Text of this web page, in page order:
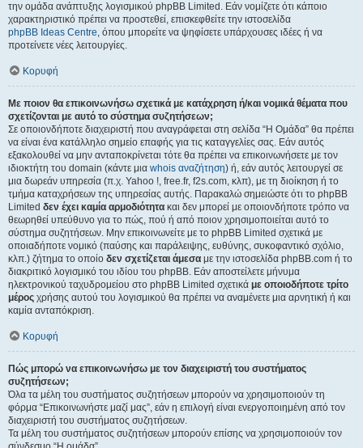
την ομάδα ανάπτυξης λογισμικού phpBB Limited. Εάν νομίζετε ότι κάποιο
χαρακτηριστικό πρέπει να προστεθεί, επισκεφθείτε την ιστοσελίδα
phpBB Ideas Centre, όπου μπορείτε να ψηφίσετε υπάρχουσες ιδέες ή να
προτείνετε νέες λειτουργίες.
Κορυφή
Με ποιον θα επικοινωνήσω σχετικά με κατάχρηση ή/και νομικά θέματα που
σχετίζονται με αυτό το σύστημα συζητήσεων;
Σε οποιονδήποτε διαχειριστή που αναγράφεται στη σελίδα “Η Ομάδα” θα πρέπει
να είναι ένα κατάλληλο σημείο επαφής για τις καταγγελίες σας. Εάν αυτός
εξακολουθεί να μην ανταποκρίνεται τότε θα πρέπει να επικοινωνήσετε με τον
ιδιοκτήτη του domain (κάντε μια whois αναζήτηση) ή, εάν αυτός λειτουργεί σε
μια δωρεάν υπηρεσία (π.χ. Yahoo !, free.fr, f2s.com, κλπ), με τη διοίκηση ή το
τμήμα καταχρήσεων της υπηρεσίας αυτής. Παρακαλώ σημειώστε ότι το phpBB
Limited δεν έχει καμία αρμοδιότητα και δεν μπορεί με οποιονδήποτε τρόπο να
θεωρηθεί υπεύθυνο για το πώς, πού ή από ποιον χρησιμοποιείται αυτό το
σύστημα συζητήσεων. Μην επικοινωνείτε με το phpBB Limited σχετικά με
οποιαδήποτε νομικό (παύσης και παράλειψης, ευθύνης, συκοφαντικό σχόλιο,
κλπ.) ζήτημα το οποίο δεν σχετίζεται άμεσα με την ιστοσελίδα phpBB.com ή το
διακριτικό λογισμικό του ιδίου του phpBB. Εάν αποστείλετε μήνυμα
ηλεκτρονικού ταχυδρομείου στο phpBB Limited σχετικά με οποιοδήποτε τρίτο
μέρος χρήσης αυτού του λογισμικού θα πρέπει να αναμένετε μια αρνητική ή και
καμία ανταπόκριση.
Κορυφή
Πώς μπορώ να επικοινωνήσω με τον διαχειριστή του συστήματος
συζητήσεων;
Όλα τα μέλη του συστήματος συζητήσεων μπορούν να χρησιμοποιούν τη
φόρμα “Επικοινωνήστε μαζί μας”, εάν η επιλογή είναι ενεργοποιημένη από τον
διαχειριστή του συστήματος συζητήσεων.
Τα μέλη του συστήματος συζητήσεων μπορούν επίσης να χρησιμοποιούν τον